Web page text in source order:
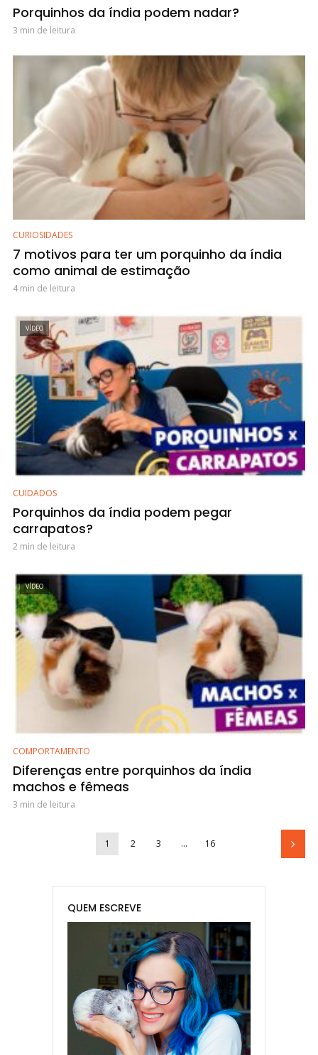
Porquinhos da índia podem nadar?
3 min de leitura
CURIOSIDADES
7 motivos para ter um porquinho da índia
como animal de estimação
4 min de leitura
VÍDEO
CUIDADOS
Porquinhos da índia podem pegar
carrapatos?
2 min de leitura
VÍDEO
COMPORTAMENTO
Diferenças entre porquinhos da índia
machos e fêmeas
3 min de leitura
1 2 3 … 16
QUEM ESCREVE